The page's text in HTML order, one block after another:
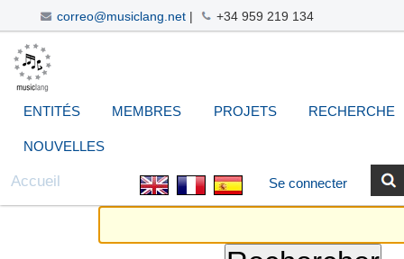
correo@musiclang.net| +34 959 219 134
Aller
au
contenu.
navigation
Navigation
ENTITÉS MEMBRES PROJETS RECHERCHE
NOUVELLES
Se connecter
Accueil